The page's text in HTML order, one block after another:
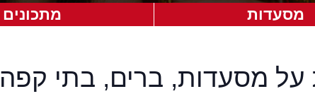
מסעדות מתכונים
על מסעדות, ברים, בתי קפה